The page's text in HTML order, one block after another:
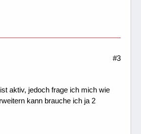
#3
aktiv, jedoch frage ich mich wie
kann brauche ich ja 2